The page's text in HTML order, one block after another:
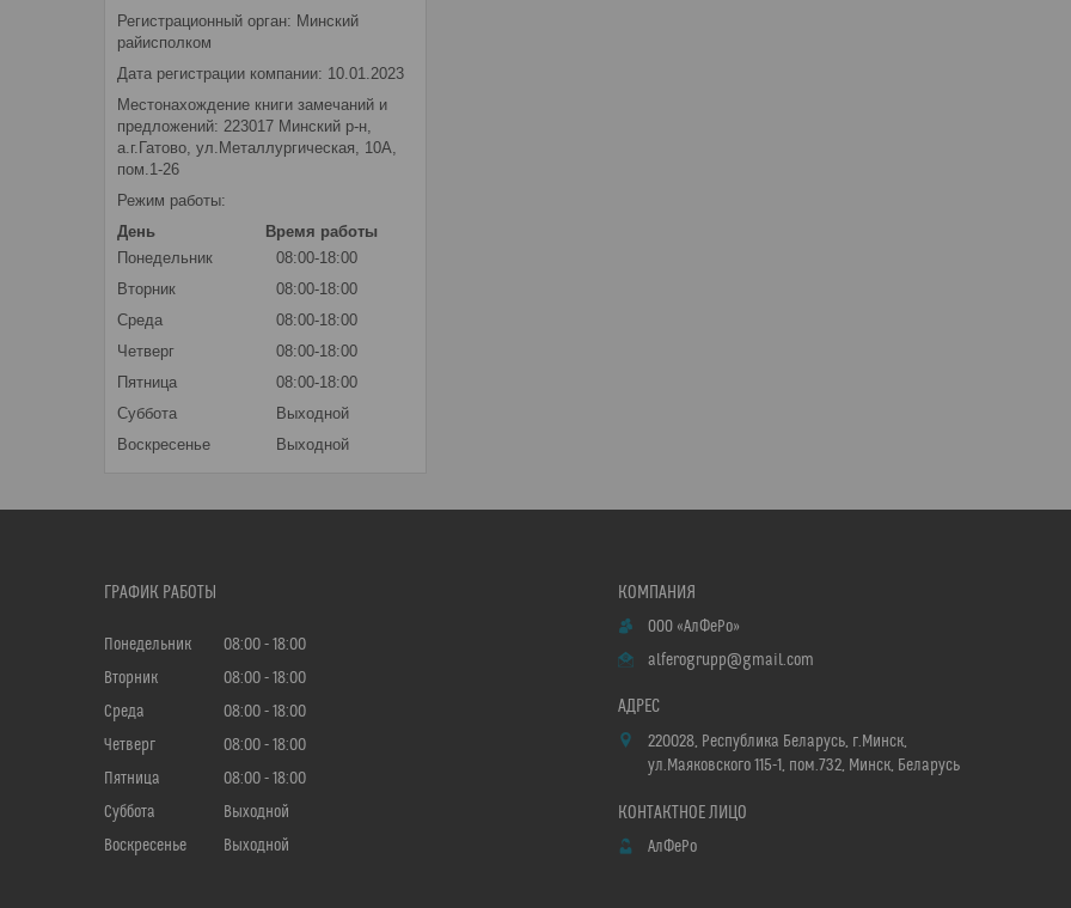
Регистрационный орган: Минский
райисполком
Дата регистрации компании: 10.01.2023
Местонахождение книги замечаний и
предложений: 223017 Минский р-н,
а.г.Гатово, ул.Металлургическая, 10А,
пом.1-26
Режим работы:
День
Время работы
Понедельник
08:00-18:00
Вторник
08:00-18:00
Среда
08:00-18:00
Четверг
08:00-18:00
Пятница
08:00-18:00
Суббота
Выходной
Воскресенье
Выходной
ГРАФИК РАБОТЫ
Понедельник 08:00
18:00
Вторник
08:00
18:00
Среда
08:00
18:00
Четверг
08:00
18:00
Пятница
08:00
18:00
Суббота
Выходной
Воскресенье
Выходной
ООО «АлФеРо»
alferogrupp@gmail.com
220028, Республика Беларусь, г.Минск,
ул.Маяковского 115-1, пом.732, Минск, Беларусь
АлФеРо